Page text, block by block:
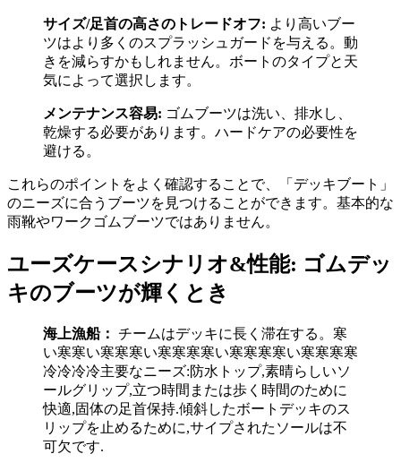
サイズ/足首の高さのトレードオフ: より高いブー
ツはより多くのスプラッシュガードを与える。動
きを減らすかもしれません。ボートのタイプと天
気によって選択します。
メンテナンス容易: ゴムブーツは洗い、排水し、
乾燥する必要があります。ハードケアの必要性を
避ける。
これらのポイントをよく確認することで、「デッキブート」
のニーズに合うブーツを見つけることができます。基本的な
雨靴やワークゴムブーツではありません。
ユーズケースシナリオ&性能: ゴムデッ
キのブーツが輝くとき
海上漁船： チームはデッキに長く滞在する。寒
い寒寒い寒寒寒い寒寒寒寒い寒寒寒寒い寒寒寒寒
冷冷冷冷主要なニーズ:防水トップ,素晴らしいソ
ールグリップ,立つ時間または歩く時間のために
快適,固体の足首保持.傾斜したボートデッキのス
リップを止めるために,サイプされたソールは不
可欠です.